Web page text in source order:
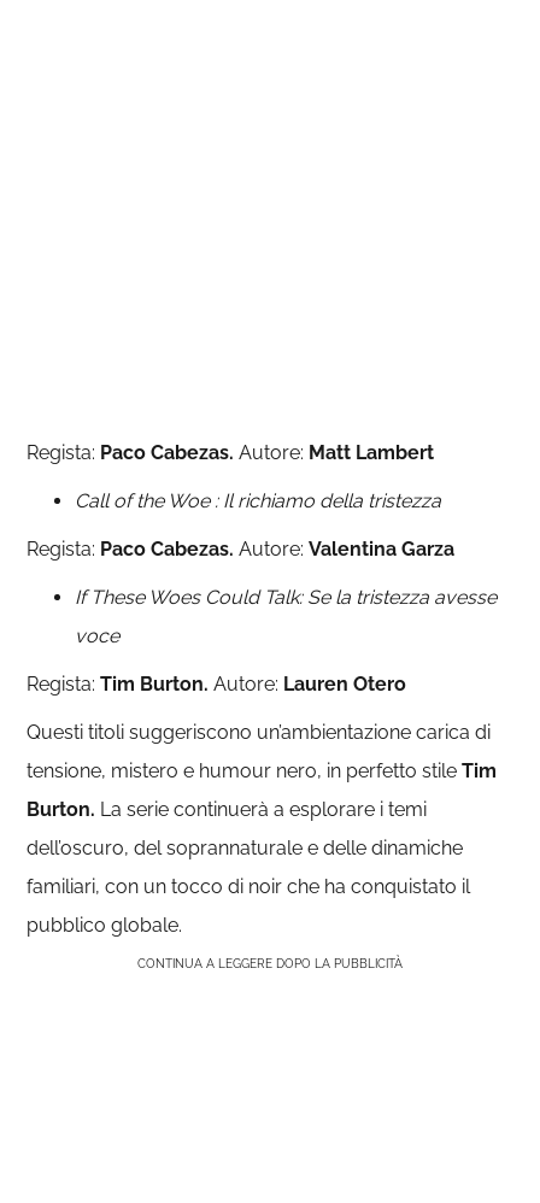
Regista: Paco Cabezas.Autore: Matt Lambert
Call of the Woe : Il richiamo della tristezza
Regista: Paco Cabezas.Autore:Valentina Garza
If These Woes Could Talk: Se la tristezza avesse
voce
Regista:Tim Burton.Autore: Lauren Otero
Questi titoli suggeriscono un’ambientazione carica di
tensione, mistero e humour nero, in perfetto stileTim
Burton. La serie continuerà a esplorare i temi
dell’oscuro, del soprannaturale e delle dinamiche
familiari, con un tocco di noir che ha conquistato il
pubblico globale.
CONTINUA A LEGGERE DOPO LA PUBBLICITÀ